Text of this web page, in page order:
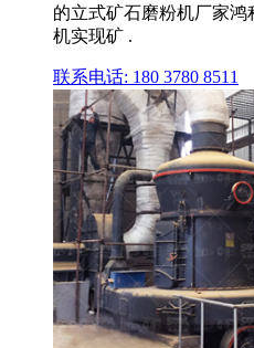
的立式矿石磨粉机厂家
机实现矿 .
联系电话: 180 3780 8511